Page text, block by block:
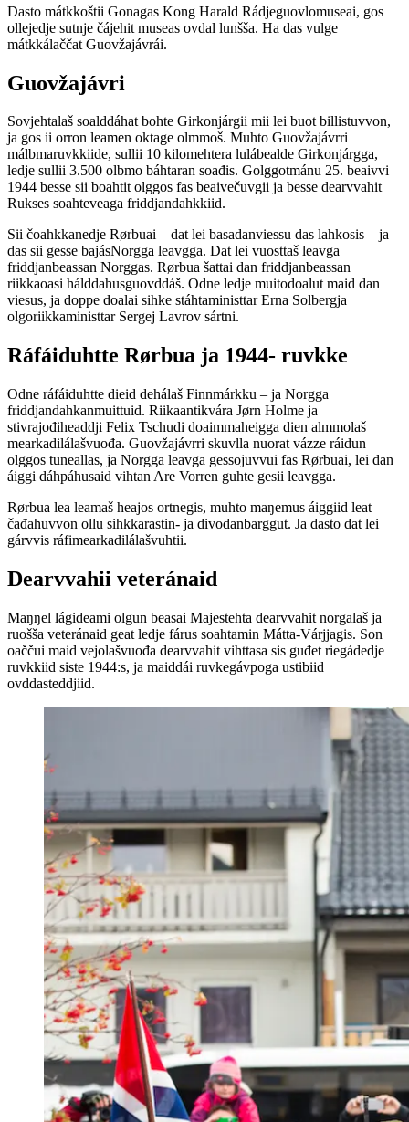
Dasto mátkkoštii Gonagas Kong Harald Rádjeguovlomuseai, gos
ollejedje sutnje čájehit museas ovdal lunšša. Ha das vulge
mátkkálaččat Guovžajávrái.
Guovžajávri
Sovjehtalaš soalddáhat bohte Girkonjárgii mii lei buot billistuvvon,
ja gos ii orron leamen oktage olmmoš. Muhto Guovžajávrri
málbmaruvkkiide, sullii 10 kilomehtera lulábealde Girkonjárgga,
ledje sullii 3.500 olbmo báhtaran soađis. Golggotmánu 25. beaivvi
1944 besse sii boahtit olggos fas beaivečuvgii ja besse dearvvahit
Rukses soahteveaga friddjandahkkiid.
Sii čoahkkanedje Rørbuai – dat lei basadanviessu das lahkosis – ja
das sii gesse bajásNorgga leavgga. Dat lei vuosttaš leavga
friddjanbeassan Norggas. Rørbua šattai dan friddjanbeassan
riikkaoasi hálddahusguovddáš. Odne ledje muitodoalut maid dan
viesus, ja doppe doalai sihke stáhtaministtar Erna Solbergja
olgoriikkaministtar Sergej Lavrov sártni.
Ráfáiduhtte Rørbua ja 1944- ruvkke
Odne ráfáiduhtte dieid dehálaš Finnmárkku – ja Norgga
friddjandahkanmuittuid. Riikaantikvára Jørn Holme ja
stivrajođiheaddji Felix Tschudi doaimmaheigga dien almmolaš
mearkadilálašvuođa. Guovžajávrri skuvlla nuorat vázze ráidun
olggos tuneallas, ja Norgga leavga gessojuvvui fas Rørbuai, lei dan
áiggi dáhpáhusaid vihtan Are Vorren guhte gesii leavgga.
Rørbua lea leamaš heajos ortnegis, muhto maŋemus áiggiid leat
čađahuvvon ollu sihkkarastin- ja divodanbarggut. Ja dasto dat lei
gárvvis ráfimearkadilálašvuhtii.
Dearvvahii veteránaid
Maŋŋel lágideami olgun beasai Majestehta dearvvahit norgalaš ja
ruošša veteránaid geat ledje fárus soahtamin Mátta-Várjjagis. Son
oaččui maid vejolašvuođa dearvvahit vihttasa sis guđet riegádedje
ruvkkiid siste 1944:s, ja maiddái ruvkegávpoga ustibiid
ovddasteddjiid.